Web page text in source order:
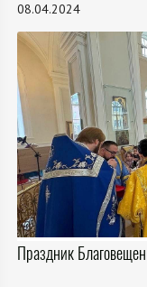
08.04.2024
Праздник